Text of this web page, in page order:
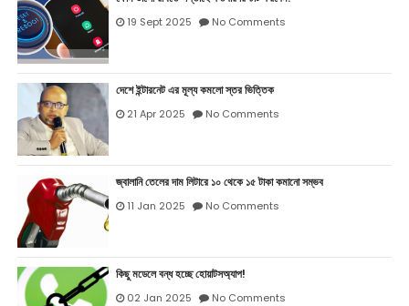
19 Sept 2025 No Comments
দেশে ইন্টারনেট এর মূল্য কমলো স্তর ভিত্তিক
21 Apr 2025 No Comments
জ্বালানি তেলের দাম লিটারে ১০ থেকে ১৫ টাকা কমানো সম্ভব
11 Jan 2025 No Comments
কিছু মডেলে বন্ধ হচ্ছে হোয়াটসঅ্যাপ!
02 Jan 2025 No Comments